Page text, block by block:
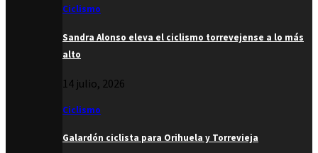
Ciclismo
Sandra Alonso eleva el ciclismo torrevejense a lo más
alto
14 julio, 2026
Ciclismo
Galardón ciclista para Orihuela y Torrevieja